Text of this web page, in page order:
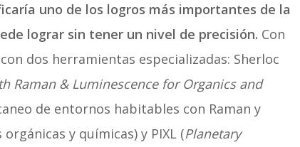
uno de los logros más importantes de la
lograr sin tener un nivel de precisión. Con
dos herramientas especializadas: Sherloc
Raman & Luminescence for Organics and
de entornos habitables con Raman y
y químicas) y PIXL (Planetary